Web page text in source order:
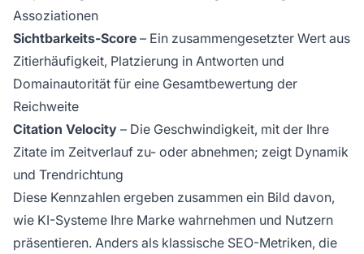
Assoziationen
Sichtbarkeits-Score – Ein zusammengesetzter Wert aus
Zitierhäufigkeit, Platzierung in Antworten und
Domainautorität für eine Gesamtbewertung der
Reichweite
Citation Velocity – Die Geschwindigkeit, mit der Ihre
Zitate im Zeitverlauf zu- oder abnehmen; zeigt Dynamik
und Trendrichtung
Diese Kennzahlen ergeben zusammen ein Bild davon,
wie KI-Systeme Ihre Marke wahrnehmen und Nutzern
präsentieren. Anders als klassische SEO-Metriken, die